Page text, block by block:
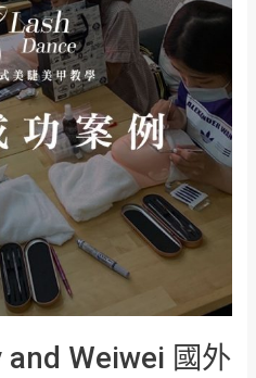
and Weiwei 國外